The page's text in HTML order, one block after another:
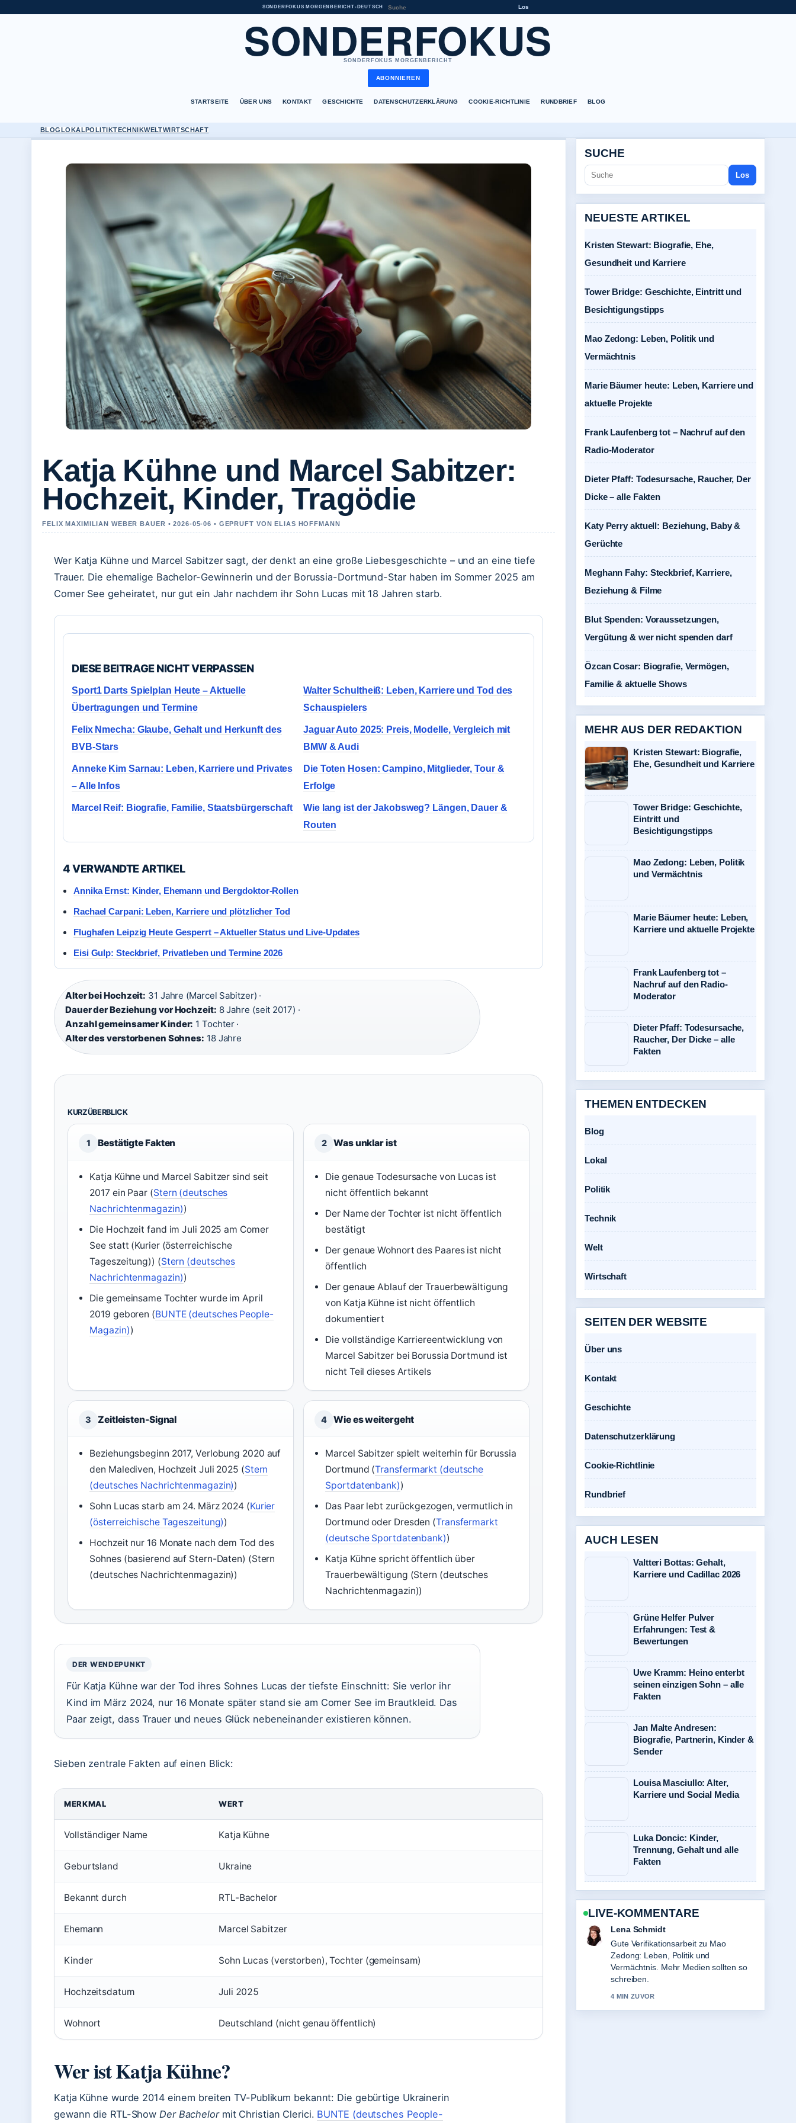
SONDERFOKUS MORGENBERICHT• DEUTSCH Los
SONDERFOKUS
SONDERFOKUS MORGENBERICHT
ABONNIEREN
STARTSEITE ÜBER UNS KONTAKT GESCHICHTE DATENSCHUTZERKLÄRUNG COOKIE-RICHTLINIE RUNDBRIEF BLOG
BLOGLOKALPOLITIKTECHNIKWELTWIRTSCHAFT
Katja Kühne und Marcel Sabitzer:
Hochzeit, Kinder, Tragödie
FELIX MAXIMILIAN WEBER BAUER • 2026-05-06 • GEPRUFT VON ELIAS HOFFMANN
Wer Katja Kühne und Marcel Sabitzer sagt, der denkt an eine große Liebesgeschichte – und an eine tiefe
Trauer. Die ehemalige Bachelor-Gewinnerin und der Borussia-Dortmund-Star haben im Sommer 2025 am
Comer See geheiratet, nur gut ein Jahr nachdem ihr Sohn Lucas mit 18 Jahren starb.
DIESE BEITRAGE NICHT VERPASSEN
Sport1 Darts Spielplan Heute – Aktuelle
Übertragungen und Termine
Walter Schultheiß: Leben, Karriere und Tod des
Schauspielers
Felix Nmecha: Glaube, Gehalt und Herkunft des
BVB-Stars
Jaguar Auto 2025: Preis, Modelle, Vergleich mit
BMW & Audi
Anneke Kim Sarnau: Leben, Karriere und Privates
– Alle Infos
Die Toten Hosen: Campino, Mitglieder, Tour &
Erfolge
Marcel Reif: Biografie, Familie, Staatsbürgerschaft
Wie lang ist der Jakobsweg? Längen, Dauer &
Routen
4 VERWANDTE ARTIKEL
Annika Ernst: Kinder, Ehemann und Bergdoktor-Rollen
Rachael Carpani: Leben, Karriere und plötzlicher Tod
Flughafen Leipzig Heute Gesperrt – Aktueller Status und Live-Updates
Eisi Gulp: Steckbrief, Privatleben und Termine 2026
Alter bei Hochzeit: 31 Jahre (Marcel Sabitzer) ·
Dauer der Beziehung vor Hochzeit: 8 Jahre (seit 2017) ·
Anzahl gemeinsamer Kinder: 1 Tochter ·
Alter des verstorbenen Sohnes: 18 Jahre
KURZÜBERBLICK
1 Bestätigte Fakten
Katja Kühne und Marcel Sabitzer sind seit
2017 ein Paar (Stern (deutsches
Nachrichtenmagazin))
Die Hochzeit fand im Juli 2025 am Comer
See statt (Kurier (österreichische
Tageszeitung)) (Stern (deutsches
Nachrichtenmagazin))
Die gemeinsame Tochter wurde im April
2019 geboren (BUNTE (deutsches People-
Magazin))
2 Was unklar ist
Die genaue Todesursache von Lucas ist
nicht öffentlich bekannt
Der Name der Tochter ist nicht öffentlich
bestätigt
Der genaue Wohnort des Paares ist nicht
öffentlich
Der genaue Ablauf der Trauerbewältigung
von Katja Kühne ist nicht öffentlich
dokumentiert
Die vollständige Karriereentwicklung von
Marcel Sabitzer bei Borussia Dortmund ist
nicht Teil dieses Artikels
3 Zeitleisten-Signal
Beziehungsbeginn 2017, Verlobung 2020 auf
den Malediven, Hochzeit Juli 2025 (Stern
(deutsches Nachrichtenmagazin))
Sohn Lucas starb am 24. März 2024 (Kurier
(österreichische Tageszeitung))
Hochzeit nur 16 Monate nach dem Tod des
Sohnes (basierend auf Stern-Daten) (Stern
(deutsches Nachrichtenmagazin))
4 Wie es weitergeht
Marcel Sabitzer spielt weiterhin für Borussia
Dortmund (Transfermarkt (deutsche
Sportdatenbank))
Das Paar lebt zurückgezogen, vermutlich in
Dortmund oder Dresden (Transfermarkt
(deutsche Sportdatenbank))
Katja Kühne spricht öffentlich über
Trauerbewältigung (Stern (deutsches
Nachrichtenmagazin))
DER WENDEPUNKT
Für Katja Kühne war der Tod ihres Sohnes Lucas der tiefste Einschnitt: Sie verlor ihr
Kind im März 2024, nur 16 Monate später stand sie am Comer See im Brautkleid. Das
Paar zeigt, dass Trauer und neues Glück nebeneinander existieren können.
Sieben zentrale Fakten auf einen Blick:
MERKMAL WERT
Vollständiger Name Katja Kühne
Geburtsland Ukraine
Bekannt durch RTL-Bachelor
Ehemann Marcel Sabitzer
Kinder Sohn Lucas (verstorben), Tochter (gemeinsam)
Hochzeitsdatum Juli 2025
Wohnort Deutschland (nicht genau öffentlich)
Wer ist Katja Kühne?
Katja Kühne wurde 2014 einem breiten TV-Publikum bekannt: Die gebürtige Ukrainerin
gewann die RTL-Show Der Bachelormit Christian Clerici. BUNTE (deutsches People-
SUCHE
Los
NEUESTE ARTIKEL
Kristen Stewart: Biografie, Ehe,
Gesundheit und Karriere
Tower Bridge: Geschichte, Eintritt und
Besichtigungstipps
Mao Zedong: Leben, Politik und
Vermächtnis
Marie Bäumer heute: Leben, Karriere und
aktuelle Projekte
Frank Laufenberg tot – Nachruf auf den
Radio-Moderator
Dieter Pfaff: Todesursache, Raucher, Der
Dicke – alle Fakten
Katy Perry aktuell: Beziehung, Baby &
Gerüchte
Meghann Fahy: Steckbrief, Karriere,
Beziehung & Filme
Blut Spenden: Voraussetzungen,
Vergütung & wer nicht spenden darf
Özcan Cosar: Biografie, Vermögen,
Familie & aktuelle Shows
MEHR AUS DER REDAKTION
Kristen Stewart: Biografie,
Ehe, Gesundheit und Karriere
Tower Bridge: Geschichte,
Eintritt und
Besichtigungstipps
Mao Zedong: Leben, Politik
und Vermächtnis
Marie Bäumer heute: Leben,
Karriere und aktuelle Projekte
Frank Laufenberg tot –
Nachruf auf den Radio-
Moderator
Dieter Pfaff: Todesursache,
Raucher, Der Dicke – alle
Fakten
THEMEN ENTDECKEN
Blog
Lokal
Politik
Technik
Welt
Wirtschaft
SEITEN DER WEBSITE
Über uns
Kontakt
Geschichte
Datenschutzerklärung
Cookie-Richtlinie
Rundbrief
AUCH LESEN
Valtteri Bottas: Gehalt,
Karriere und Cadillac 2026
Grüne Helfer Pulver
Erfahrungen: Test &
Bewertungen
Uwe Kramm: Heino enterbt
seinen einzigen Sohn – alle
Fakten
Jan Malte Andresen:
Biografie, Partnerin, Kinder &
Sender
Louisa Masciullo: Alter,
Karriere und Social Media
Luka Doncic: Kinder,
Trennung, Gehalt und alle
Fakten
LIVE-KOMMENTARE
Felix Meyer
Starke Einordnung zu Kristen Stewart:
Biografie, Ehe, Gesundheit und
Karriere. Das ist die klarste
Zusammenfassung, die ich heute